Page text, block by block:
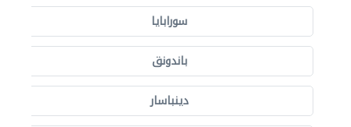
سورابايا
باندونق
دينباسار